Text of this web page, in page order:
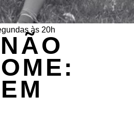
às 20h